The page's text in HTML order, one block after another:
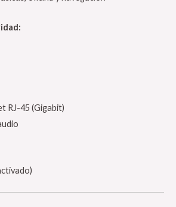
RJ-45 (Gigabit)